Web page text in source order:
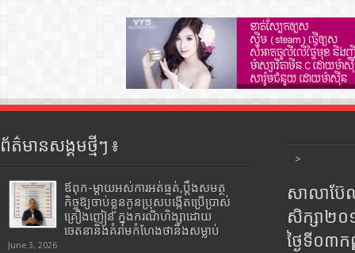
ព័ត៌មានសង្គមថ្មីៗ ៖
ឪពុក-ម្ដាយអស់ការអត់ធ្មត់,ប្ដឹងសមត្ថ
កិច្ចឱ្យចាប់ខ្លួនកូនប្រុសបង្កើតប្រើប្រាស់
គ្រឿងញៀន ក្នុងករណីហិង្សាដោយ
ចេតនានិងគំរាមកំហែងថានឹងសម្លាប់
June 3, 2026
>
សាលាប៊ែ
សិក្សា២
ថ្ងៃទី០៣